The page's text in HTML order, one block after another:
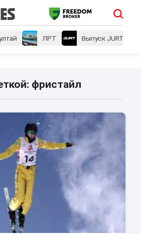
ЛРТ Выпуск JURT
фристайл